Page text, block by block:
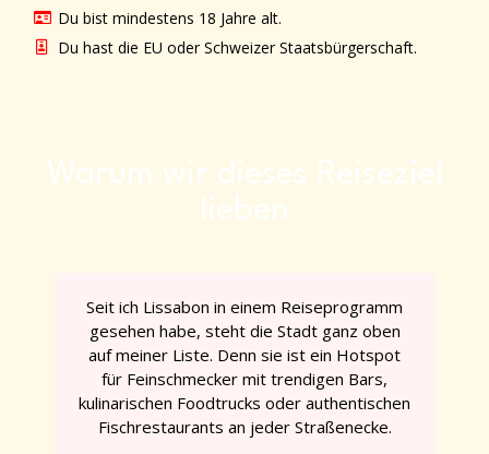
Du bist mindestens 18 Jahre alt.
Du hast die EU oder Schweizer Staatsbürgerschaft.
Warum wir dieses Reiseziel
lieben
Seit ich Lissabon in einem Reiseprogramm
gesehen habe, steht die Stadt ganz oben
auf meiner Liste. Denn sie ist ein Hotspot
für Feinschmecker mit trendigen Bars,
kulinarischen Foodtrucks oder authentischen
Fischrestaurants an jeder Straßenecke.